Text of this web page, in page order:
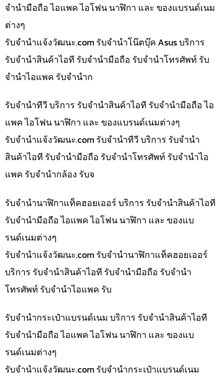
จำนำมือถือ ไอแพค ไอโฟน นาฬิกา และ ของแบรนด์เนม
ต่างๆ
รับจํานําแจ้งวัฒนะ.com รับจำนำโน๊ตบุ๊ค Asus บริการ
รับจำนำสินค้าไอที รับจำนำมือถือ รับจำนำโทรศัพท์ รับ
จำนำไอแพค รับจำนำก
รับจำนำทีวี บริการ รับจำนำสินค้าไอที รับจำนำมือถือ ไอ
แพค ไอโฟน นาฬิกา และ ของแบรนด์เนมต่างๆ
รับจํานําแจ้งวัฒนะ.com รับจำนำทีวี บริการ รับจำนำ
สินค้าไอที รับจำนำมือถือ รับจำนำโทรศัพท์ รับจำนำไอ
แพค รับจำนำกล้อง รับจ
รับจำนำนาฬิกาแท็คฮอยเออร์ บริการ รับจำนำสินค้าไอที
รับจำนำมือถือ ไอแพค ไอโฟน นาฬิกา และ ของแบ
รนด์เนมต่างๆ
รับจํานําแจ้งวัฒนะ.com รับจำนำนาฬิกาแท็คฮอยเออร์
บริการ รับจำนำสินค้าไอที รับจำนำมือถือ รับจำนำ
โทรศัพท์ รับจำนำไอแพค รับ
รับจำนำกระเป๋าแบรนด์เนม บริการ รับจำนำสินค้าไอที
รับจำนำมือถือ ไอแพค ไอโฟน นาฬิกา และ ของแบ
รนด์เนมต่างๆ
รับจํานําแจ้งวัฒนะ.com รับจำนำกระเป๋าแบรนด์เนม